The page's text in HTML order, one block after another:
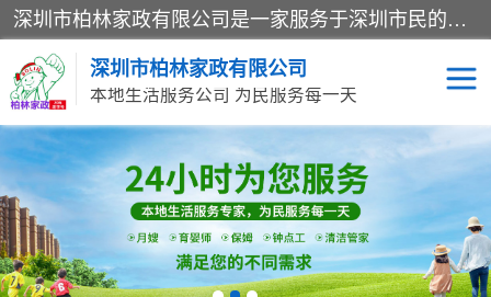
深圳市柏林家政有限公司是一家服务于深圳市民的专业家政公司。致力于为客户提供高质量、多维度的家庭服务，包括养老、母婴、月嫂育婴早教、康复理疗、家电清洗和保洁等方面的专业服务。
深圳市柏林家政有限公司
本地生活服务公司 为民服务每一天
家居保洁 护工月嫂
家庭保姆 家政服务